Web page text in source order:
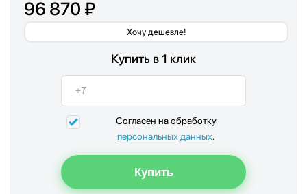
96 870 ₽
Хочу дешевле!
Купить в 1 клик
Согласен на обработку
персональных данных.